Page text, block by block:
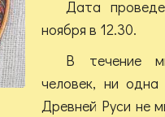
Дата
ноября в 12.30.
В течение
человек, ни
Древней Руси не